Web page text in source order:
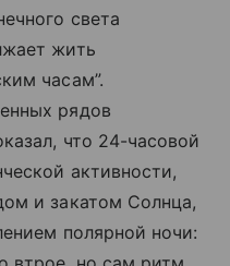
света
жить
часам”.
рядов
что 24-часовой
активности,
и закатом Солнца,
полярной ночи: